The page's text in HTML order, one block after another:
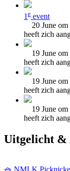
1 e event
20 June
heeft zich
19 June
heeft zich
19 June
heeft zich
19 June
heeft zich
Uitgelicht &
🧺 NMLK